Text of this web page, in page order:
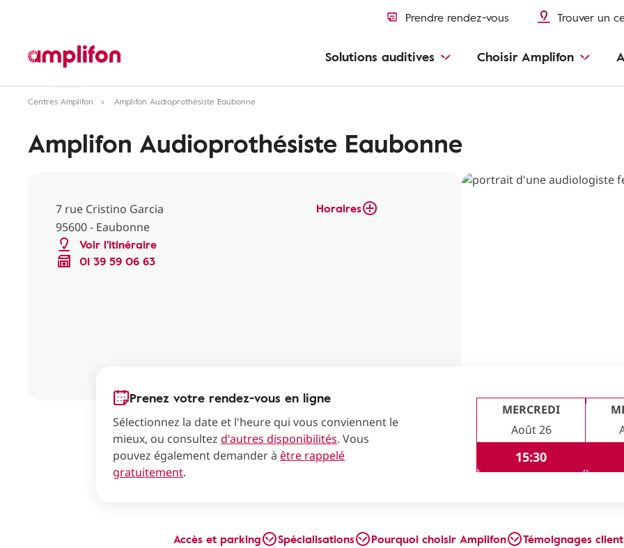
Prendre rendez-vous Trouver un
Solutions auditives Choisir Amplifon
Centres Amplifon Amplifon Audioprothésiste Eaubonne
Amplifon Audioprothésiste Eaubonne
7 rue Cristino Garcia
95600 - Eaubonne
Voir l'itinéraire
01 39 59 06 63
Horaires
Prenez votre rendez-vous en ligne
Sélectionnez la date et l'heure qui vous conviennent le
mieux, ou consultez d'autres disponibilités. Vous
pouvez également demander à être rappelé
gratuitement.
MERCREDI
Août 26
15:30
Accès et parking Spécialisations Pourquoi choisir Amplifon Témoignages client